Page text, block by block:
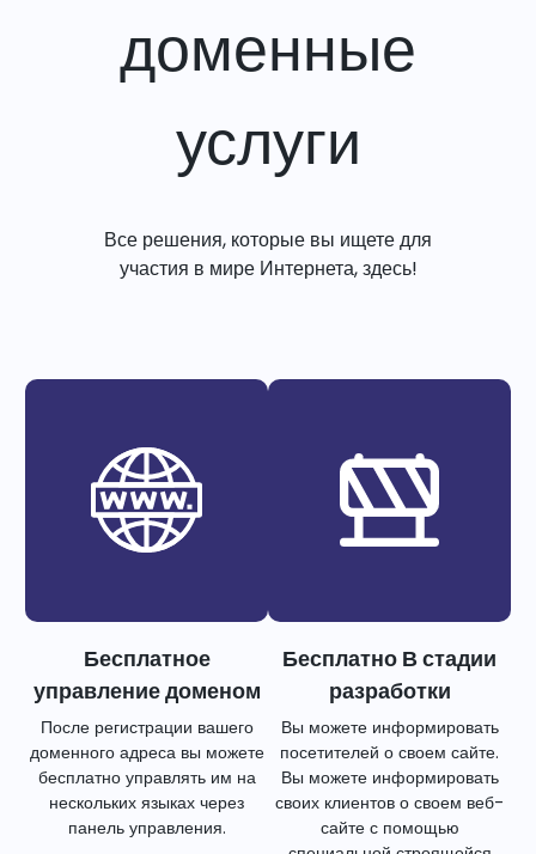
доменные
услуги
Все решения, которые вы ищете для
участия в мире Интернета, здесь!
Бесплатное
управление доменом
После регистрации вашего
доменного адреса вы можете
бесплатно управлять им на
нескольких языках через
панель управления.
Бесплатно В стадии
разработки
Вы можете информировать
посетителей о своем сайте.
Вы можете информировать
своих клиентов о своем веб-
сайте с помощью